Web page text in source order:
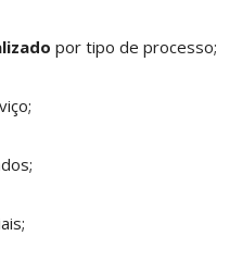
por tipo de processo;